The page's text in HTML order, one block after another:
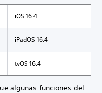
iOS 16.4
iPadOS 16.4
tvOS 16.4
algunas funciones del